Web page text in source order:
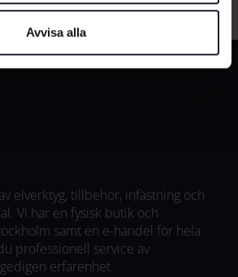
Avvisa alla
elverktyg, tillbehör, infästning och
Vi har en fysisk butik och
samt en e-handel för hela
professionell service av
erfarenhet.